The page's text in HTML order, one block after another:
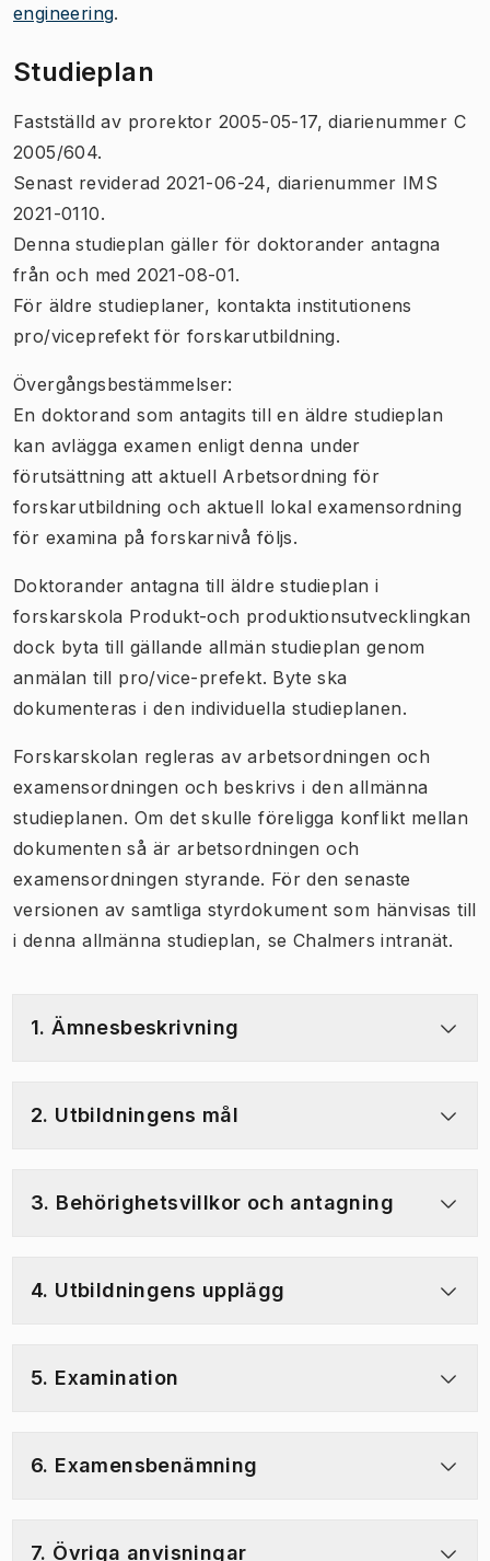
engineering.
Studieplan
Fastställd av prorektor 2005-05-17, diarienummer C
2005/604.
Senast reviderad 2021-06-24, diarienummer IMS
2021-0110.
Denna studieplan gäller för doktorander antagna
från och med 2021-08-01.
För äldre studieplaner, kontakta institutionens
pro/viceprefekt för forskarutbildning.
Övergångsbestämmelser:
En doktorand som antagits till en äldre studieplan
kan avlägga examen enligt denna under
förutsättning att aktuell Arbetsordning för
forskarutbildning och aktuell lokal examensordning
för examina på forskarnivå följs.
Doktorander antagna till äldre studieplan i
forskarskola Produkt-och produktionsutvecklingkan
dock byta till gällande allmän studieplan genom
anmälan till pro/vice-prefekt. Byte ska
dokumenteras i den individuella studieplanen.
Forskarskolan regleras av arbetsordningen och
examensordningen och beskrivs i den allmänna
studieplanen. Om det skulle föreligga konflikt mellan
dokumenten så är arbetsordningen och
examensordningen styrande. För den senaste
versionen av samtliga styrdokument som hänvisas till
i denna allmänna studieplan, se Chalmers intranät.
1. Ämnesbeskrivning
2. Utbildningens mål
3. Behörighetsvillkor och antagning
4. Utbildningens upplägg
5. Examination
6. Examensbenämning
7. Övriga anvisningar